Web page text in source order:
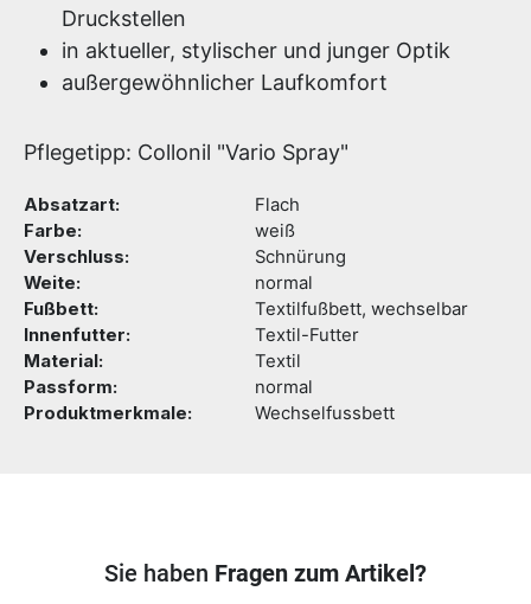
Druckstellen
in aktueller, stylischer und junger Optik
außergewöhnlicher Laufkomfort
Pflegetipp: Collonil "Vario Spray"
Absatzart:
Flach
Farbe:
weiß
Verschluss:
Schnürung
Weite:
normal
Fußbett:
Textilfußbett, wechselbar
Innenfutter:
Textil-Futter
Material:
Textil
Passform:
normal
Produktmerkmale:
Wechselfussbett
Sie haben Fragen zum Artikel?